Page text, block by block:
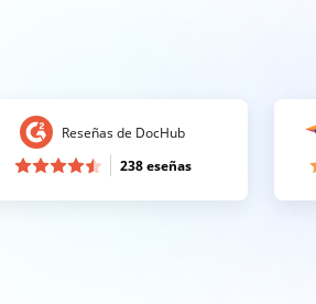
Reseñas de DocHub
238 eseñas